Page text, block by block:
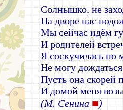
Солнышко, не
На дворе нас
Мы сейчас идём
И родителей
Я соскучилась по
Не могу
Пусть она скорей
И домой меня
(М. Сенина ■)